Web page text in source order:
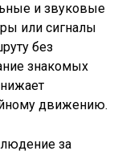
и звуковые
или сигналы
без
знакомых
движению.
за